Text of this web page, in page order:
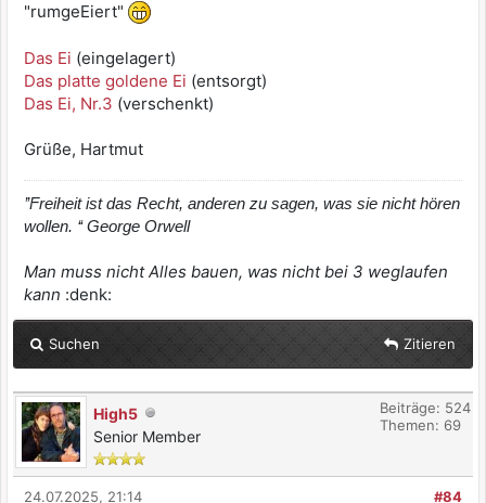
"rumgeEiert"
Das Ei (eingelagert)
Das platte goldene Ei (entsorgt)
Das Ei, Nr.3 (verschenkt)
Grüße, Hartmut
’’Freiheit ist das Recht, anderen zu sagen, was sie nicht hören
wollen. ‘‘ George Orwell
Man muss nicht Alles bauen, was nicht bei 3 weglaufen
kann :denk:
Suchen Zitieren
High5
Senior Member
Beiträge: 524
Themen: 69
#84
24.07.2025, 21:14